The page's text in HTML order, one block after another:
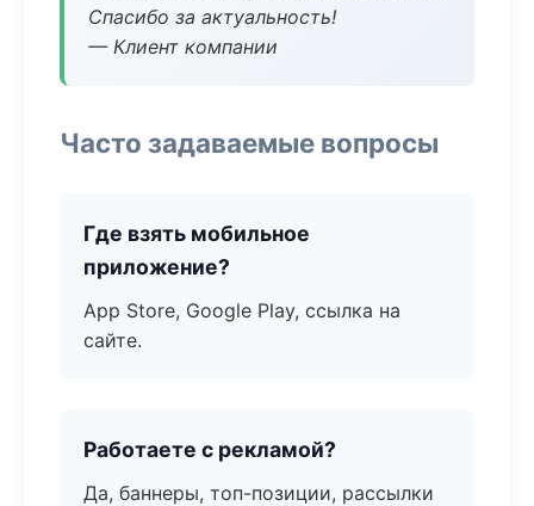
Спасибо за актуальность!
— Клиент компании
Часто задаваемые вопросы
Где взять мобильное
приложение?
App Store, Google Play, ссылка на
сайте.
Работаете с рекламой?
Да, баннеры, топ-позиции, рассылки